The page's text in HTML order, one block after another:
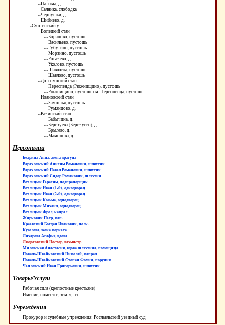
--Палыма, д.
--Салника, слободка
--Чернушки, д.
--Шибнево, д.
-Смоленский у.
--Вопецкий стан
---Бораново, пустошь
---Васильево, пустошь
---Губулино, пустошь
---Морзино, пустошь
---Рогачево, д.
---Уколово, пустошь
---Шавловка, пустошь
---Шавлово, пустошь
--Долгомоский стан
---Переспенда (Рюжнищино), пустошь
---Рюжнищино, пустошь см. Переспенда, пустошь
--Ивановский стан
---Замошья, пустошь
---Румянцово, д.
--Рачинский стан
---Бабычина, д.
---Березуева (Беречуево), д.
---Брылево, д.
---Мамонова, д.
Персоналии
Бедрина Анна, жена драгуна
Варахловский Анисим Романович, шляхтич
Варахловский Павел Романович, шляхтич
Варахловский Сидор Романович, шляхтич
Ветлицын Герасим, подпрапорщик
Ветлицын Иван (1-й), однодворец
Ветлицын Иван (2-й), однодворец
Ветлицын Козьма, однодворец
Ветлицын Михаил, однодворец
Ветлицын Фрол, капрал
Жиркович Петр, кап.
Краевский Богдан Иванович, полк.
Кузелева, жена корнета
Лихарева Агафья, вдова
Людоговский Нестор, вахмистр
Милевская Анастасия, вдова шляхтича, помещица
Повало-Швейковский Николай, капрал
Повало-Швейковский Степан Фомич, поручик
Чеплевский Иван Григорьевич, шляхтич
Товары/Услуги
Рабочая сила (крепостные крестьяне)
Имение, поместье, земля, лес
Учреждения
Прокурор и судебные учреждения: Рославльский уездный суд